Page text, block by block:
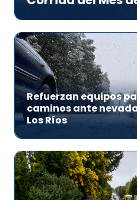
Refuerzan equipos
caminos ante
Los Ríos